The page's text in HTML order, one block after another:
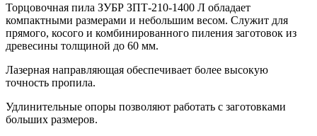
Торцовочная пила ЗУБР ЗПТ-210-1400 Л обладает
компактными размерами и небольшим весом. Служит для
прямого, косого и комбинированного пиления заготовок из
древесины толщиной до 60 мм.
Лазерная направляющая обеспечивает более высокую
точность пропила.
Удлинительные опоры позволяют работать с заготовками
больших размеров.